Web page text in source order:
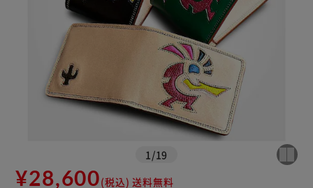
1 /19
¥28,600(税込) 送料無料